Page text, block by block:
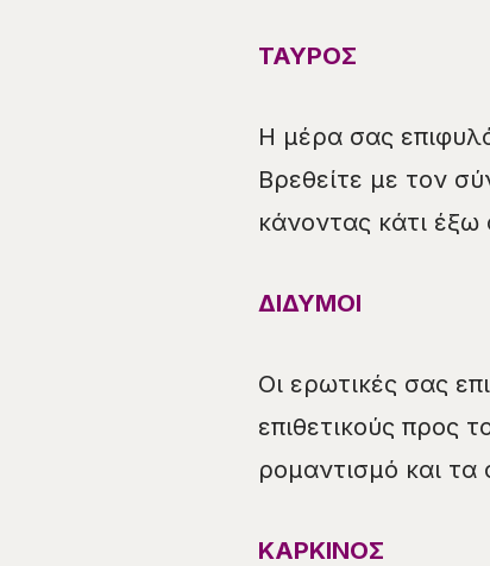
ΤΑΥΡΟΣ
Η μέρα σας
Βρεθείτε με τον
κάνοντας κάτι έξω
ΔΙΔΥΜΟΙ
Οι ερωτικές σας
επιθετικούς προς
ρομαντισμό και
ΚΑΡΚΙΝΟΣ